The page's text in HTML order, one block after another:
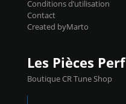
Conditions d’utilisation
Contact
Created byMarto
Les Pièces Perf
Boutique CR Tune Shop